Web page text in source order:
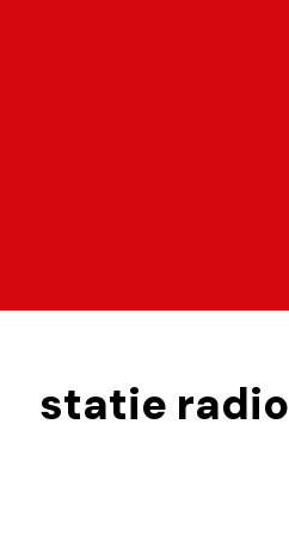
statie radio